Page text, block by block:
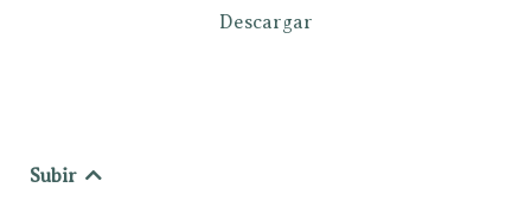
Descargar
Subir